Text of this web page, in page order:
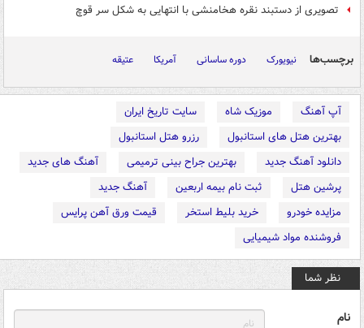
تصویری از دستبند نقره هخامنشی با انتهایی به شکل سر قوچ
برچسب‌ها نیویورک دوره ساسانی آمریکا عتیقه
آپ آهنگ موزیک شاه
سایت تاریخ ایران
بهترین هتل های استانبول
رزرو هتل استانبول
دانلود آهنگ جدید
بهترین جراح بینی ترمیمی
آهنگ های جدید
پرشین هتل
ثبت نام بیمه اربعین
آهنگ جدید
مزایده خودرو
خرید بلیط استخر
قیمت ورق آهن پرایس
فروشنده مواد شیمیایی
نظر شما
نام